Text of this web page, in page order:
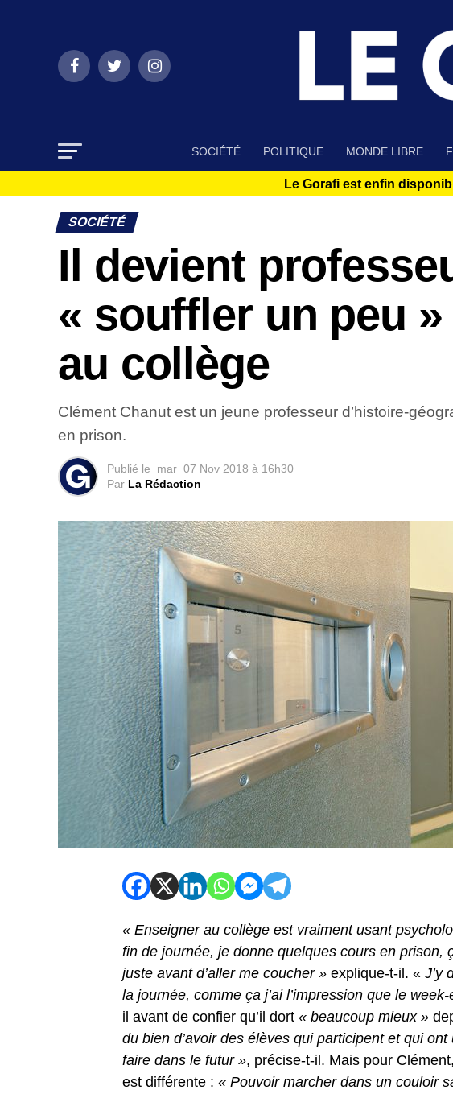
SOCIÉTÉ POLITIQUE MONDE LIBRE
Le Gorafi est enfin
SOCIÉTÉ
Il devient
« souffler un peu
au collège
Clément Chanut est un jeune professeur d’histoire-
en prison.
Publié le mar 07 Nov 2018 à 16h30
Par La Rédaction
« Enseigner au collège est vraiment usant
fin de journée, je donne quelques cours en prison,
juste avant d’aller me coucher » explique-t-il. « J’y
la journée, comme ça j’ai l’impression que le
il avant de confier qu’il dort « beaucoup mieux »
du bien d’avoir des élèves qui participent et qui
faire dans le futur », précise-t-il. Mais pour
est différente : « Pouvoir marcher dans un couloir